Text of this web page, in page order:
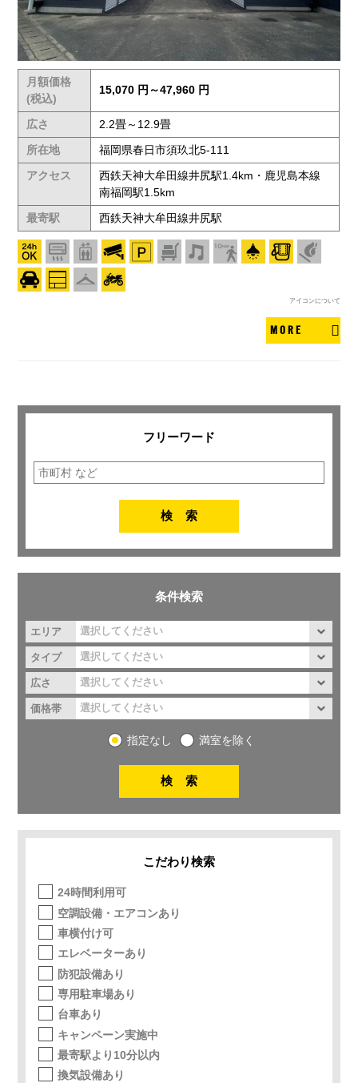
月額価格
(税込)
15,070 円～47,960 円
広さ
2.2畳～12.9畳
所在地
福岡県春日市須玖北5-111
アクセス
西鉄天神大牟田線井尻駅1.4km・鹿児島本線
南福岡駅1.5km
最寄駅
西鉄天神大牟田線井尻駅
アイコンについて
MORE
フリーワード
条件検索
エリア
タイプ
広さ
価格帯
指定なし 満室を除く
こだわり検索
24時間利用可
空調設備・エアコンあり
車横付け可
エレベーターあり
防犯設備あり
専用駐車場あり
台車あり
キャンペーン実施中
最寄駅より10分以内
換気設備あり